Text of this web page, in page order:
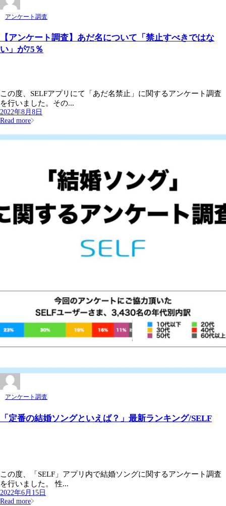
アンケート調査
【アンケート調査】あだ名について「禁止すべきではな
い」が75％
この度、SELFアプリにて「あだ名禁止」に関するアンケート調査
を行いました。その...
2022年8月8日
Read more
アンケート調査
「定番の結婚ソングといえば？」最新ランキング/SELF
この度、「SELF」アプリ内で結婚ソングに関するアンケート調査
を行いました。 性...
2022年6月15日
Read more